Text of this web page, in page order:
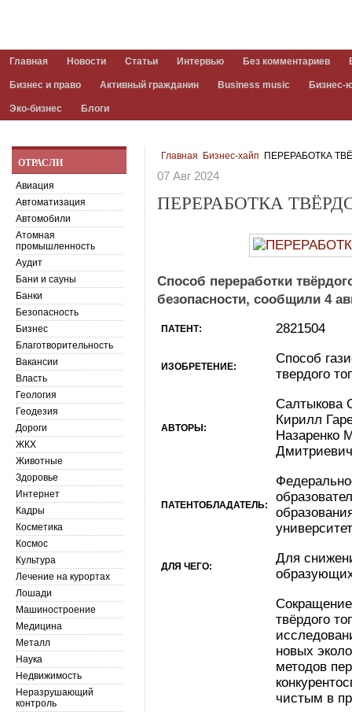
Главная Новости Статьи Интервью Без комментариев
Бизнес и право Активный гражданин Business music Бизнес-
Эко-бизнес Блоги
Главная Бизнес-хайп ПЕРЕРАБОТКА
07 Авг 2024
ПЕРЕРАБОТКА
Способ переработки
безопасности, сообщили 4
ПАТЕНТ: 2821504
ИЗОБРЕТЕНИЕ:
Способ
твердого
АВТОРЫ:
Салтыкова
Кирилл
Назаренко
ПАТЕНТОБЛАДАТЕЛЬ:
ДЛЯ ЧЕГО:
Для
твёрдого
новых
методов
чистым в
ОТРАСЛИ
Авиация
Автоматизация
Автомобили
Атомная
промышленность
Аудит
Бани и сауны
Банки
Безопасность
Бизнес
Благотворительность
Вакансии
Власть
Геология
Геодезия
Дороги
ЖКХ
Животные
Здоровье
Интернет
Кадры
Косметика
Космос
Культура
Лечение на курортах
Лошади
Машиностроение
Медицина
Металл
Наука
Недвижимость
Неразрушающий
контроль